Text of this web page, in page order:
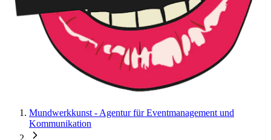
Mundwerkkunst - Agentur für Eventmanagement und
Kommunikation